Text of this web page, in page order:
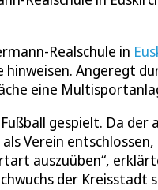
Realschule in
Angeregt
eine
gespielt. Da
Verein
auszuüben“,
der Kreisstadt